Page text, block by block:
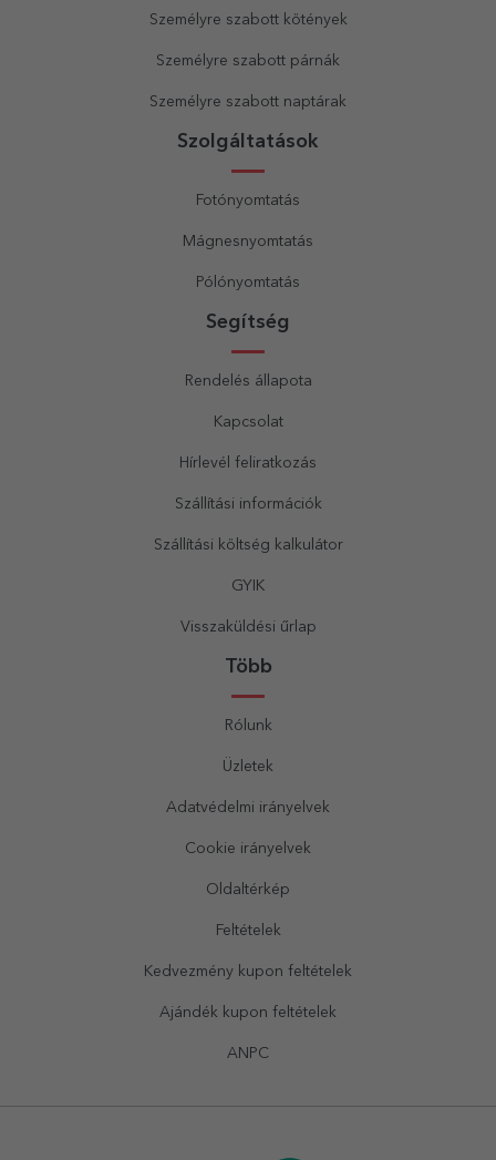
Személyre szabott kötények
Személyre szabott párnák
Személyre szabott naptárak
Szolgáltatások
Fotónyomtatás
Mágnesnyomtatás
Pólónyomtatás
Segítség
Rendelés állapota
Kapcsolat
Hírlevél feliratkozás
Szállítási információk
Szállítási költség kalkulátor
GYIK
Visszaküldési űrlap
Több
Rólunk
Üzletek
Adatvédelmi irányelvek
Cookie irányelvek
Oldaltérkép
Feltételek
Kedvezmény kupon feltételek
Ajándék kupon feltételek
ANPC